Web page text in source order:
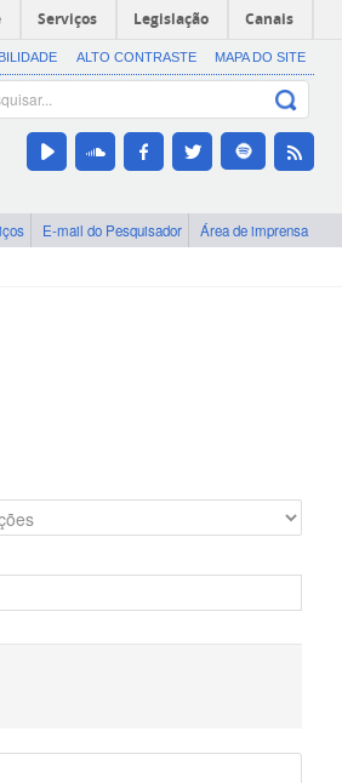
Serviços Legislação Canais
ALTO CONTRASTE MAPA DO SITE
E-mail do Pesquisador Área de imprensa